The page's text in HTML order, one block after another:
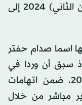
خلال الفترة الممتدة من يناير (كانون الثاني) 2024 إلى
اسما صدام حفتر
إذ سبق أن وردا في
تقرير صدر في فبراير (شباط) 2025، ضمن اتهامات
مباشر من خلال